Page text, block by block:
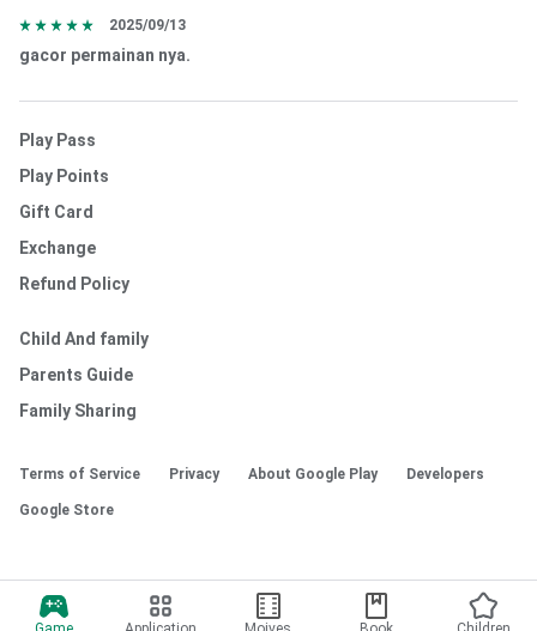
2025/09/13
gacor permainan nya.
Play Pass
Play Points
Gift Card
Exchange
Refund Policy
Child And family
Parents Guide
Family Sharing
Terms of Service Privacy About Google Play Developers
Google Store